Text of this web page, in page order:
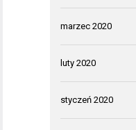
marzec 2020
luty 2020
styczeń 2020